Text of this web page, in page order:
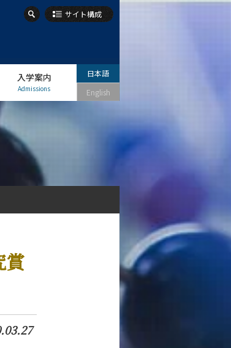
サイト構成
入学案内
Admissions
日本語
English
賞